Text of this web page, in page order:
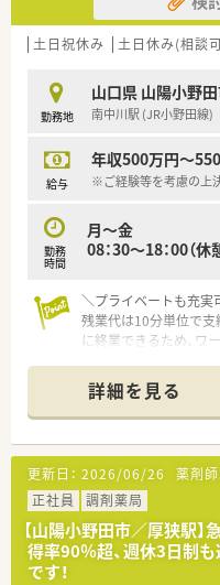
土日祝休み 土日休み(相談
勤務地
山口県 山陽小野
南中川駅 (JR小野田線)
給与
年収500万円～
※ご経験等を考慮の上
勤務
時間
月～金
08：30～18：00（休
＼プライベートも充実
残業代は10分単位で支
に終業できるため、ワ
【店舗情報と応需状況に
■南中川駅より徒歩9
岐にわたる科目の処方
■精神科や泌尿器科、
き、薬剤師として総合
■地域でも珍しいドラ
者様のニーズに対応し
です。
詳細を見る
更新日： 2026/06/26 薬剤師
正社員
調剤薬局
【山陽小野田市／厚狭駅
得率90％超、週休3日制
です！